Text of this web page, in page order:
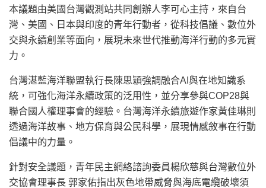
本議題由美國台灣觀測站共同創辦人李可心主持，來自台
灣、美國、日本與印度的青年行動者，從科技倡議、數位外
交與永續創業等面向，展現未來世代推動海洋行動的多元實
力。
台灣湛藍海洋聯盟執行長陳思穎強調融合AI與在地知識系
統，可強化海洋永續政策的泛用性，並分享參與COP28與
聯合國人權理事會的經驗。台灣海洋永續旅遊作家黃佳琳則
透過海洋故事、地方保育與公民科學，展現情感敘事在行動
倡議中的力量。
針對安全議題，青年民主網絡諮詢委員楊欣慈與台灣數位外
交協會理事長 郭家佑指出灰色地帶威脅與海底電纜破壞須